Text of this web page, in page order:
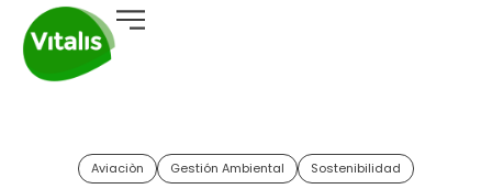
Aviaciòn Gestión Ambiental Sostenibilidad